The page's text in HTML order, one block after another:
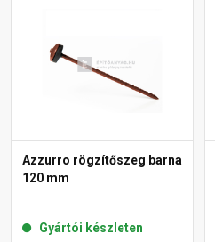
Azzurro rögzítőszeg barna
120 mm
Gyártói készleten